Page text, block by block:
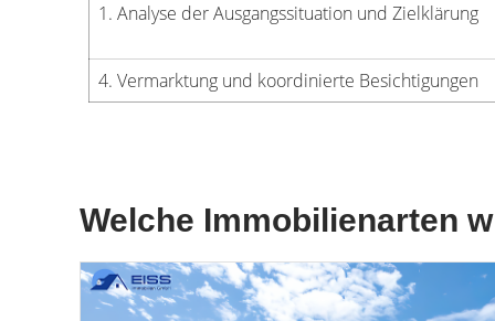
1. Analyse der Ausgangssituation und Zielklärung
4. Vermarktung und koordinierte Besichtigungen
Welche Immobilienarten